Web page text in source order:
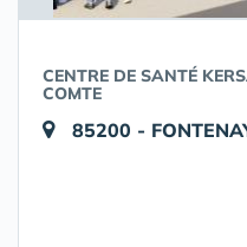
CENTRE DE SANTÉ
COMTE
85200 -